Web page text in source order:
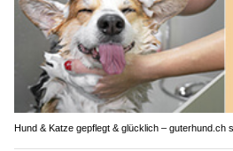
Hund & Katze gepflegt & glücklich – guterhund.ch